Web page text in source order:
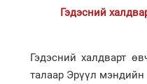
Гэдэсний
Гэдэсний халдварт
талаар Эрүүл